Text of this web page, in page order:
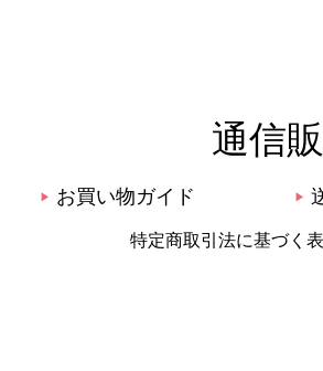
通信
▶ お買い物ガイド ▶
特定商取引法に基づく